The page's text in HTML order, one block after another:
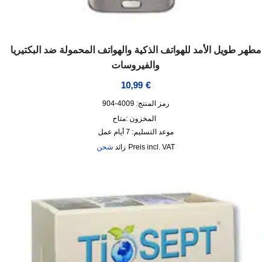
مطهر طويل الأمد للهواتف الذكية والهواتف المحمولة ضد البكتيريا
والفيروسات
10,99 €
رمز المنتج: 4009-904
المخزون :متاح
موعد التسليم: 7 أيام عمل
incl. VAT
زائد شحن